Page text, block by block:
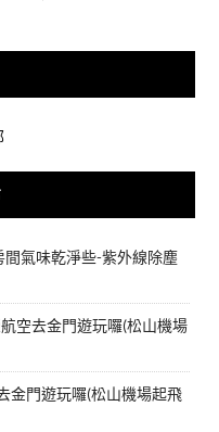
間氣味乾淨些-紫外線除塵
航空去金門遊玩囉(松山機場
金門遊玩囉(松山機場起飛